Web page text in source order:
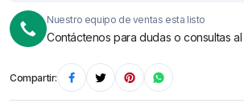
Nuestro equipo de ventas esta listo
Contáctenos para dudas o consultas al
Compartir: